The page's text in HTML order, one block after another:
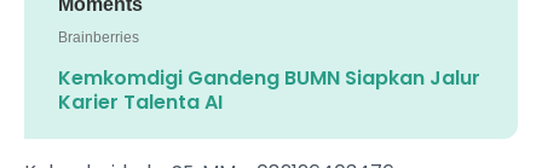
Kemkomdigi Gandeng BUMN Siapkan Jalur
Karier Talenta AI